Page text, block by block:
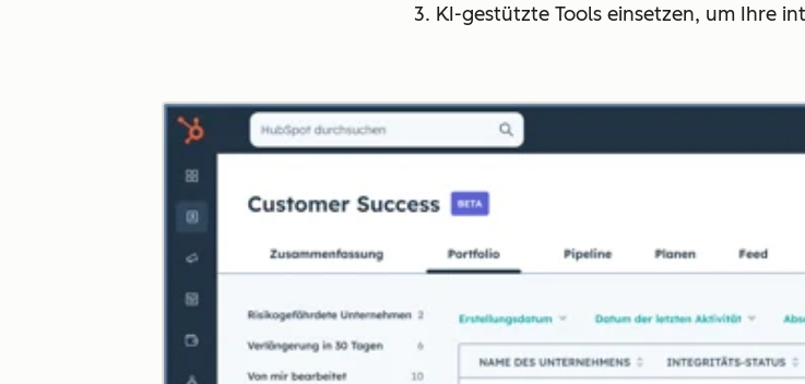
3. KI-gestützte Tools einsetzen, um Ihre